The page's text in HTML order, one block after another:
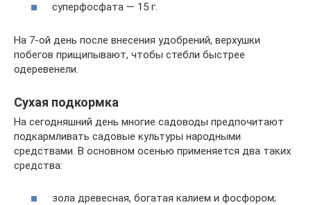
суперфосфата — 15 г.
На 7-ой день после внесения удобрений, верхушки
побегов прищипывают, чтобы стебли быстрее
одеревенели.
Сухая подкормка
На сегодняшний день многие садоводы предпочитают
подкармливать садовые культуры народными
средствами. В основном осенью применяется два таких
средства:
зола древесная, богатая калием и фосфором;